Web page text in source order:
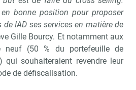
bonne position pour proposer
IAD ses services en matière de
Gille Bourcy. Et notamment aux
neuf (50 % du portefeuille de
souhaiteraient revendre leur
de défiscalisation.